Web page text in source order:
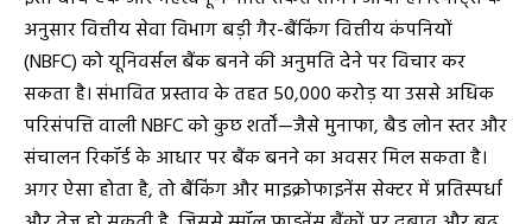
अनुसार वित्तीय सेवा विभाग बड़ी गैर-बैंकिंग वित्तीय कंपनियों
(NBFC) को यूनिवर्सल बैंक बनने की अनुमति देने पर विचार कर
सकता है। संभावित प्रस्ताव के तहत ₹50,000 करोड़ या उससे अधिक
परिसंपत्ति वाली NBFC को कुछ शर्तों—जैसे मुनाफा, बैड लोन स्तर और
संचालन रिकॉर्ड के आधार पर बैंक बनने का अवसर मिल सकता है।
अगर ऐसा होता है, तो बैंकिंग और माइक्रोफाइनेंस सेक्टर में प्रतिस्पर्धा